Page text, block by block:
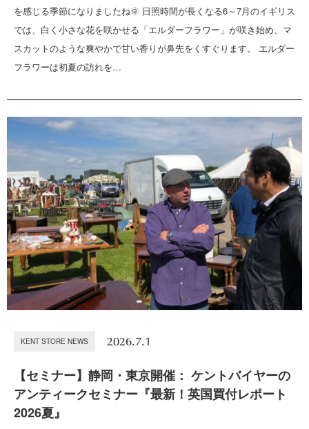
を感じる季節になりましたね🌞 日照時間が長くなる6～7月のイギリス
では、白く小さな花を咲かせる「エルダーフラワー」が咲き始め、マ
スカットのような爽やかで甘い香りが鼻先をくすぐります。 エルダー
フラワーは初夏の訪れを…
KENT STORE NEWS 2026.7.1
【セミナー】静岡・東京開催： ケントバイヤーの
アンティークセミナー『最新！英国買付レポート
2026夏』